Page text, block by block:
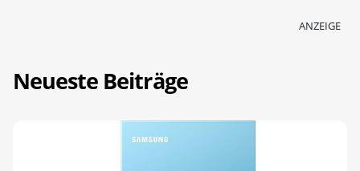
ANZEIGE
Neueste Beiträge